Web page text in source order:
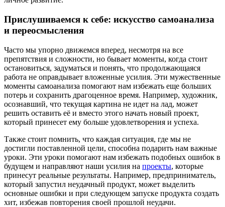
Прислушиваемся к себе: искусство самоанализа
и переосмысления
Часто мы упорно движемся вперед, несмотря на все
препятствия и сложности, но бывает моменты, когда стоит
остановиться, задуматься и понять, что продолжающаяся
работа не оправдывает вложенные усилия. Эти мужественные
моменты самоанализа помогают нам избежать еще больших
потерь и сохранить драгоценное время. Например, художник,
осознавший, что текущая картина не идет на лад, может
решить оставить её и вместо этого начать новый проект,
который принесет ему больше удовлетворения и успеха.
Также стоит помнить, что каждая ситуация, где мы не
достигли поставленной цели, способна подарить нам важные
уроки. Эти уроки помогают нам избежать подобных ошибок в
будущем и направляют наши усилия на проекты, которые
принесут реальные результаты. Например, предприниматель,
который запустил неудачный продукт, может выделить
основные ошибки и при следующем запуске продукта создать
хит, избежав повторения своей прошлой неудачи.